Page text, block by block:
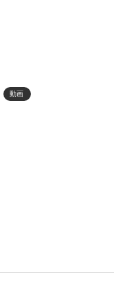
動画